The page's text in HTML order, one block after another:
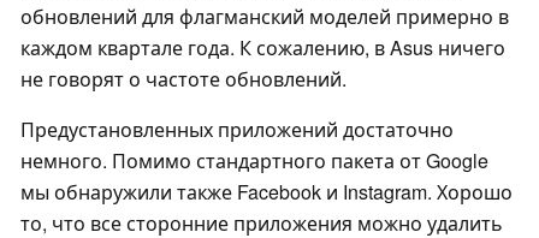
обновлений для флагманский моделей примерно в
каждом квартале года. К сожалению, в Asus ничего
не говорят о частоте обновлений.
Предустановленных приложений достаточно
немного. Помимо стандартного пакета от Google
мы обнаружили также Facebook и Instagram. Хорошо
то, что все сторонние приложения можно удалить